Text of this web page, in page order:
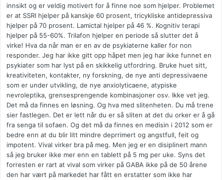
innsikt og er veldig motivert for å finne noe som hjelper. Problemet
er at SSRI hjelper på kanskje 60 prosent, tricykliske antidepressiva
hjelper på 70 prosent. Lamictal hjelper på 46 %. Kognitiv terapi
hjelper på 55-60%. Trilafon hjelper en periode så slutter det å
virke! Hva da når man er en av de psykiaterne kaller for non
responder. Jeg har ikke gitt opp håpet men jeg har ikke funnet en
psykiater som har lyst på en skikkelig utfordring. Bruke huet sitt,
kreativiteten, kontakter, ny forskning, de nye anti depressivaene
som er under utvikling, de nye anxiolyticaene, atypiske
nevroleptika, grensesprengende kombinasjoner osv. Ikke vet jeg.
Det må da finnes en løsning. Og hva med slitenheten. Du må trene
sier fastlegen. Det er lett når du er så sliten at det du orker er å gå
fra senga til sofaen. Og det må da finnes en medisin i 2012 som er
bedre enn at du blir litt mindre deprrimert og angstfull, feit og
impotent. Vival virker bra på meg. Men jeg er en disiplinert mann
så jeg bruker ikke mer enn en tablett på 5 mg per uke. Syns det
forresten er rart at vival som virker på GABA ikke på de 50 årene
den har vært på markedet har fått en erstatter som ikke har